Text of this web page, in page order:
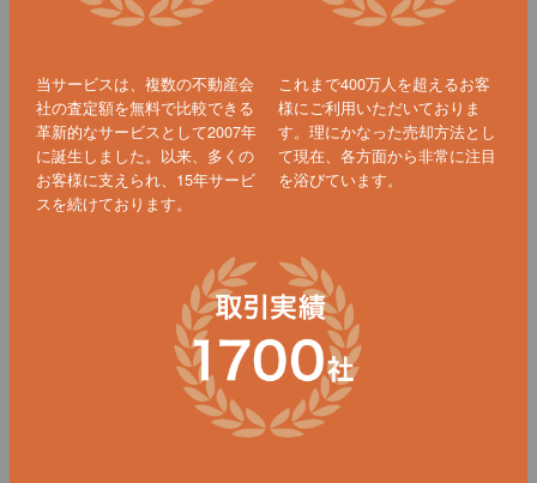
当サービスは、複数の不動産会
社の査定額を無料で比較できる
革新的なサービスとして2007年
に誕生しました。以来、多くの
お客様に支えられ、15年サービ
スを続けております。
これまで400万人を超えるお客
様にご利用いただいておりま
す。理にかなった売却方法とし
て現在、各方面から非常に注目
を浴びています。